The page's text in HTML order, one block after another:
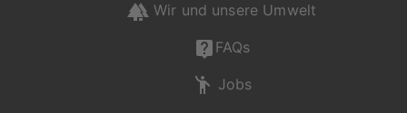
Wir und unsere Umwelt
FAQs
Jobs